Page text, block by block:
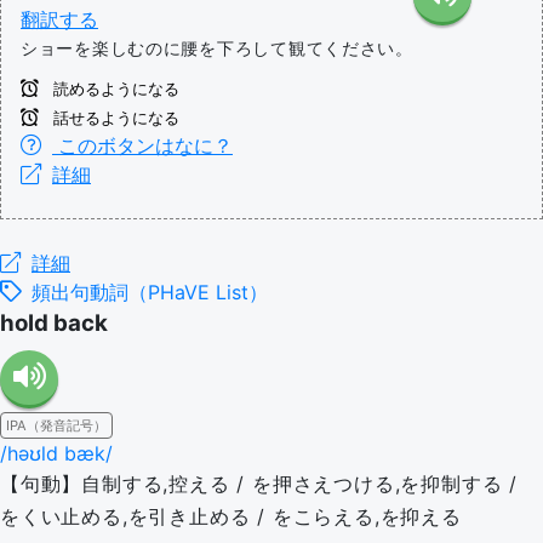
翻訳する
ショーを楽しむのに腰を下ろして観てください。
読めるようになる
話せるようになる
このボタンはなに？
詳細
詳細
頻出句動詞（PHaVE List）
hold back
IPA（発音記号）
/həʊld bæk/
【句動】自制する,控える / を押さえつける,を抑制する /
をくい止める,を引き止める / をこらえる,を抑える